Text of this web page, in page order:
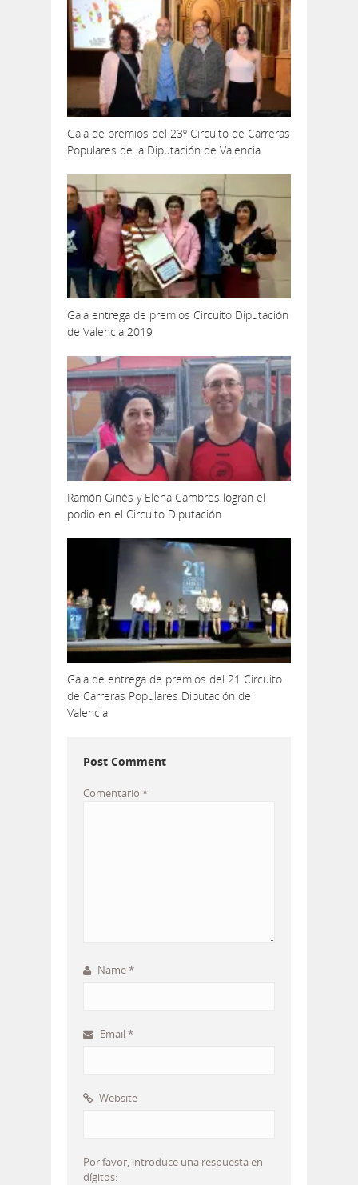
Gala de premios del 23º Circuito de Carreras
Populares de la Diputación de Valencia
Gala entrega de premios Circuito Diputación
de Valencia 2019
Ramón Ginés y Elena Cambres logran el
podio en el Circuito Diputación
Gala de entrega de premios del 21 Circuito
de Carreras Populares Diputación de
Valencia
Post Comment
Comentario *
Name*
Email *
Website
Por favor, introduce una respuesta en
dígitos: